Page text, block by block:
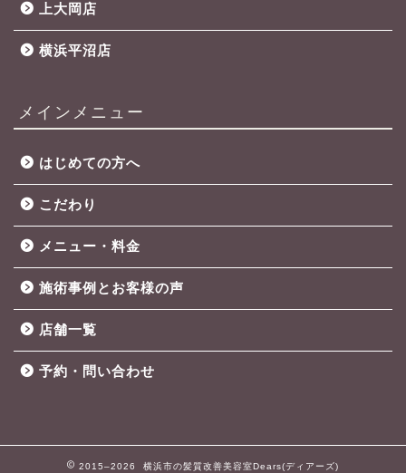
上大岡店
横浜平沼店
メインメニュー
はじめての方へ
こだわり
メニュー・料金
施術事例とお客様の声
店舗一覧
予約・問い合わせ
2015–2026 横浜市の髪質改善美容室Dears(ディアーズ)